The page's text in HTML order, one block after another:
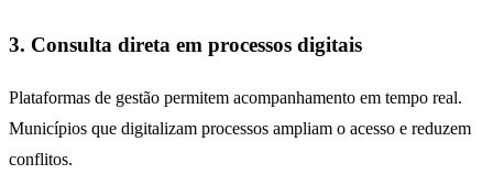
3. Consulta direta em processos digitais
Plataformas de gestão permitem acompanhamento em tempo real.
Municípios que digitalizam processos ampliam o acesso e reduzem
conflitos.